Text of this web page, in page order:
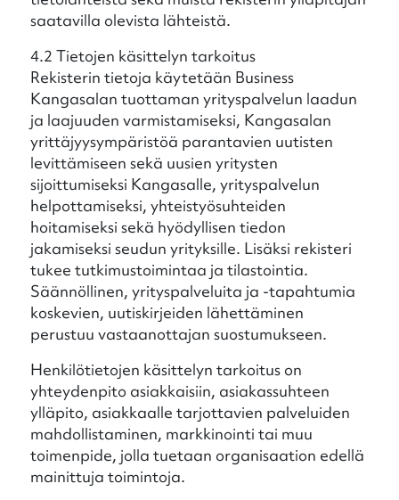
saatavilla olevista lähteistä.
4.2 Tietojen käsittelyn tarkoitus
Rekisterin tietoja käytetään Business
Kangasalan tuottaman yrityspalvelun laadun
ja laajuuden varmistamiseksi, Kangasalan
yrittäjyysympäristöä parantavien uutisten
levittämiseen sekä uusien yritysten
sijoittumiseksi Kangasalle, yrityspalvelun
helpottamiseksi, yhteistyösuhteiden
hoitamiseksi sekä hyödyllisen tiedon
jakamiseksi seudun yrityksille. Lisäksi rekisteri
tukee tutkimustoimintaa ja tilastointia.
Säännöllinen, yrityspalveluita ja -tapahtumia
koskevien, uutiskirjeiden lähettäminen
perustuu vastaanottajan suostumukseen.
Henkilötietojen käsittelyn tarkoitus on
yhteydenpito asiakkaisiin, asiakassuhteen
ylläpito, asiakkaalle tarjottavien palveluiden
mahdollistaminen, markkinointi tai muu
toimenpide, jolla tuetaan organisaation edellä
mainittuja toimintoja.